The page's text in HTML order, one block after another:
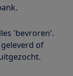
'bevroren'.
of